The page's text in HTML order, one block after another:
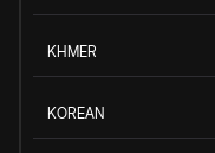
KHMER
KOREAN